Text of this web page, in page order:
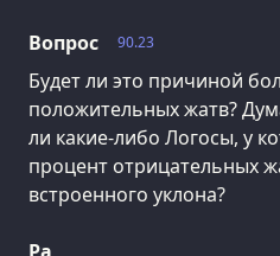
90.23
Вопрос
Будет ли это причиной
положительных жатв?
ли какие-либо Логосы, у
процент отрицательных
встроенного уклона?
Ра